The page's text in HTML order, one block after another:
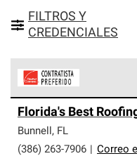
FILTROS Y
CREDENCIALES
parte de una red
que cumplen con altos
de profesionalismo y
Florida's Best
Bunnell, FL
(386) 263-7906
Correo